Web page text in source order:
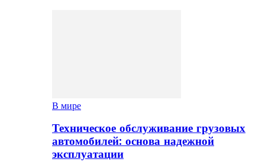
В мире
Техническое обслуживание грузовых
автомобилей: основа надежной
эксплуатации